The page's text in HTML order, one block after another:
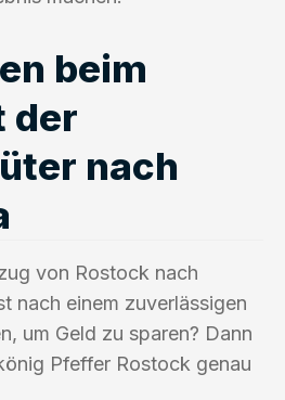
beim
der
nach
von Rostock nach
nach einem zuverlässigen
um Geld zu sparen? Dann
Pfeffer Rostock genau